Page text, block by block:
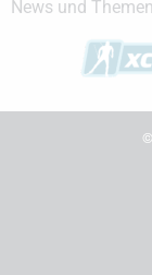
News und